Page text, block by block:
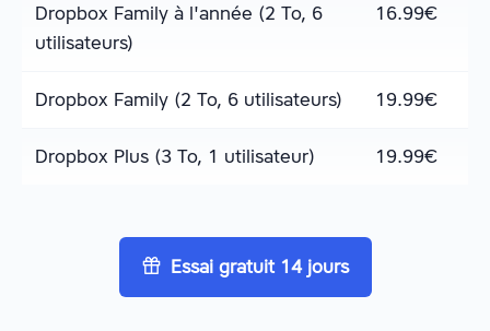
Dropbox Family à l'année (2 To, 6
utilisateurs)
16.99€
Dropbox Family (2 To, 6 utilisateurs) 19.99€
Dropbox Plus (3 To, 1 utilisateur) 19.99€
Essai gratuit 14 jours